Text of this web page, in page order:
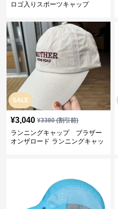
ロゴ入りスポーツキャップ
SALE
¥3,040 ¥3380(割引前)
ランニングキャップ ブラザー
オンザロード ランニングキャッ